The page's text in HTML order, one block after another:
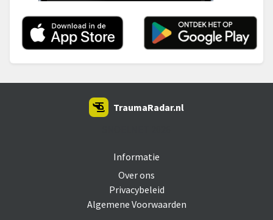
Informatie
Over ons
Privacybeleid
Algemene Voorwaarden
TraumaRadar.nl